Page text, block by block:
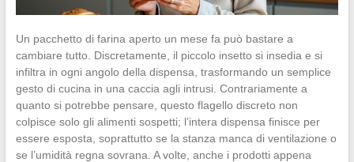
Un pacchetto di farina aperto un mese fa può bastare a
cambiare tutto. Discretamente, il piccolo insetto si insedia e si
infiltra in ogni angolo della dispensa, trasformando un semplice
gesto di cucina in una caccia agli intrusi. Contrariamente a
quanto si potrebbe pensare, questo flagello discreto non
colpisce solo gli alimenti sospetti; l’intera dispensa finisce per
essere esposta, soprattutto se la stanza manca di ventilazione o
se l’umidità regna sovrana. A volte, anche i prodotti appena